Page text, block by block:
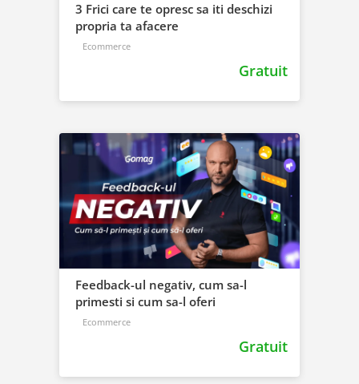
3 Frici care te opresc sa iti deschizi
propria ta afacere
Ecommerce
Gratuit
Feedback-ul negativ, cum sa-l
primesti si cum sa-l oferi
Ecommerce
Gratuit